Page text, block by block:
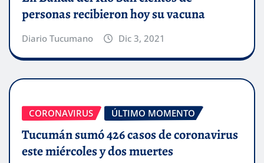
personas recibieron hoy su vacuna
Diario Tucumano Dic 3, 2021
CORONAVIRUS ÚLTIMO MOMENTO
Tucumán sumó 426 casos de coronavirus
este miércoles y dos muertes